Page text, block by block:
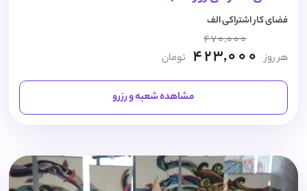
فضای کار اشتراکی الف
هر روز
470,000
423,000 تومان
مشاهده شعبه و رزرو